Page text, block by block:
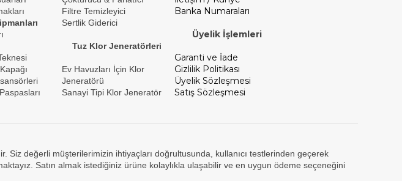
Filtre Temizleyici
Sertlik Giderici
Tuz Klor Jeneratörleri
Ev Havuzları İçin Klor
Jeneratörü
Sanayi Tipi Klor Jeneratör
Banka Numaraları
Üyelik İşlemleri
Garanti ve İade
Gizlilik Politikası
Üyelik Sözleşmesi
Satış Sözleşmesi
Siz değerli müşterilerimizin ihtiyaçları doğrultusunda, kullanıcı testlerinden geçerek
Satın almak istediğiniz ürüne kolaylıkla ulaşabilir ve en uygun ödeme seçeneğini